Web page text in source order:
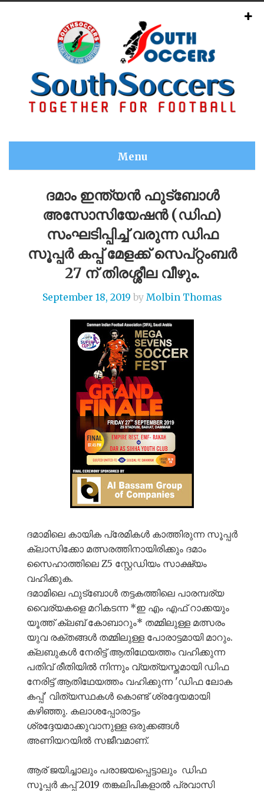
Menu
ദമാം ഇന്ത്യൻ ഫുട്‍ബോൾ
അസോസിയേഷൻ (ഡിഫ)
സംഘടിപ്പിച്ച് വരുന്ന ഡിഫ
സൂപ്പർ കപ്പ് മേളക്ക് സെപ്റ്റംബർ
27 ന് തിരശ്ശീല വീഴും.
September 18, 2019 by Molbin Thomas
ദമാമിലെ കായിക പ്രേമികൾ കാത്തിരുന്ന സൂപ്പർ
ക്ലാസിക്കോ മത്സരത്തിനായിരിക്കും ദമാം
സൈഹാത്തിലെ Z5 സ്റ്റേഡിയം സാക്ഷ്യം
വഹിക്കുക.
ദമാമിലെ ഫുട്‍ബോൾ തട്ടകത്തിലെ പാരമ്പര്യ
വൈര്യകളെ മറികടന്ന *ഇ എം എഫ് റാക്കയും
യൂത്ത് ക്ലബ് കോബാറും* തമ്മിലുള്ള മത്സരം
യുവ രക്തങ്ങൾ തമ്മിലുള്ള പോരാട്ടമായി മാറും.
ക്ലബുകൾ നേരിട്ട് ആതിഥേയത്തം വഹിക്കുന്ന
പതിവ് രീതിയിൽ നിന്നും വ്യത്യസ്തമായി ഡിഫ
നേരിട്ട് ആതിഥേയത്തം വഹിക്കുന്ന 'ഡിഫ ലോക
കപ്പ്' വിത്യസ്ഥകൾ കൊണ്ട് ശ്രദ്ദേയമായി
കഴിഞ്ഞു. കലാശപ്പോരാട്ടം
ശ്രദ്ദേയമാക്കുവാനുള്ള ഒരുക്കങ്ങൾ
അണിയറയിൽ സജീവമാണ്.
ആര് ജയിച്ചാലും പരാജയപ്പെട്ടാലും ഡിഫ
സൂപ്പർ കപ്പ് 2019 തങ്കലിപികളാൽ പ്രവാസി